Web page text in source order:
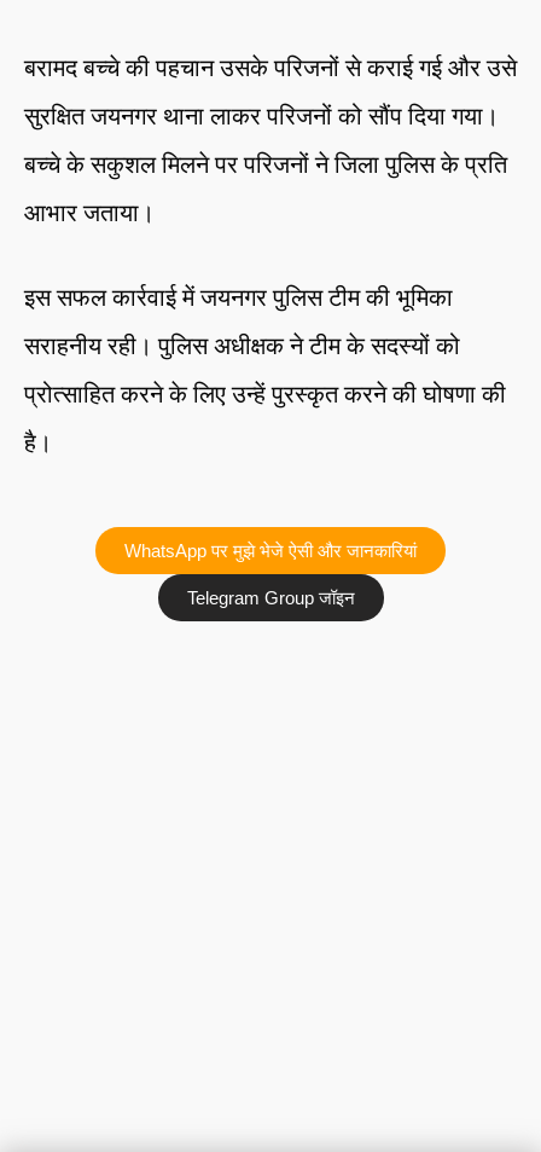
बरामद बच्चे की पहचान उसके परिजनों से कराई गई और उसे
सुरक्षित जयनगर थाना लाकर परिजनों को सौंप दिया गया।
बच्चे के सकुशल मिलने पर परिजनों ने जिला पुलिस के प्रति
आभार जताया।
इस सफल कार्रवाई में जयनगर पुलिस टीम की भूमिका
सराहनीय रही। पुलिस अधीक्षक ने टीम के सदस्यों को
प्रोत्साहित करने के लिए उन्हें पुरस्कृत करने की घोषणा की
है।
WhatsApp पर मुझे भेजे ऐसी और जानकारियां
Telegram Group जॉइन